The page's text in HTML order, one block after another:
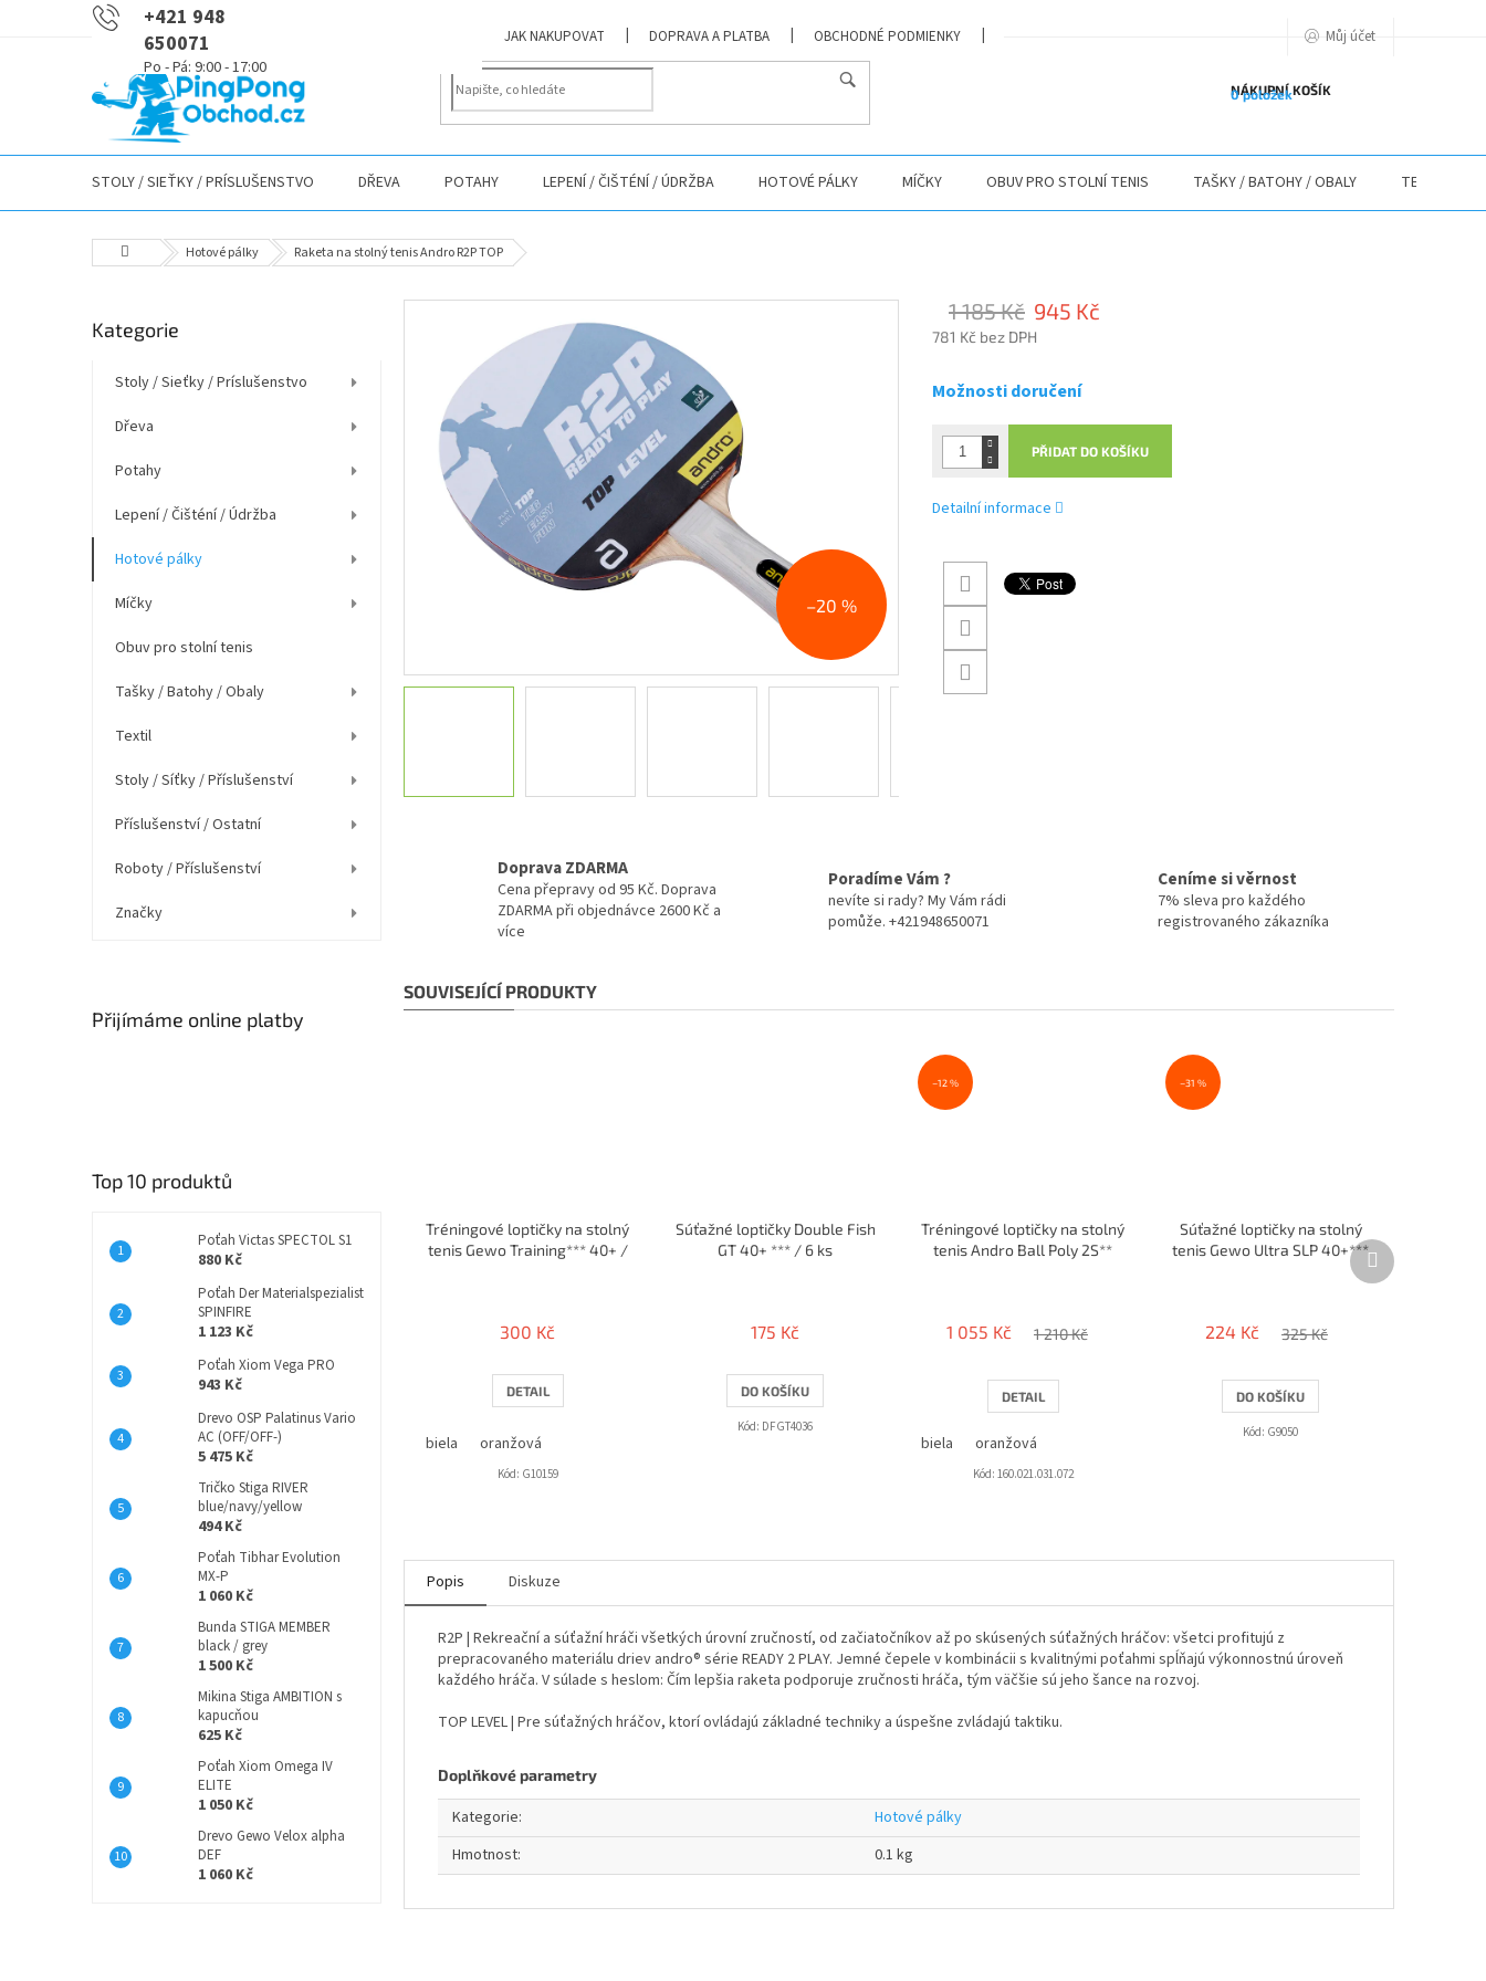
+421 948
650071
JAK NAKUPOVAT DOPRAVA A PLATBA OBCHODNÉ PODMIENKY O NÁS
Můj účet
NÁKUPNÍ KOŠÍK
0 položek
STOLY / SIEŤKY / PRÍSLUŠENSTVO DŘEVA POTAHY LEPENÍ / ČIŠTÉNÍ / ÚDRŽBA HOTOVÉ PÁLKY MÍČKY OBUV PRO STOLNÍ TENIS TAŠKY / BATOHY / OBALY TEXTIL
Domů Hotové pálky Raketa na stolný tenis Andro R2P TOP
o
n
Přeskočit
Kategorie
Stoly / Sieťky / Príslušenstvo
Dřeva
Potahy
Lepení / Čišténí / Údržba
Hotové pálky
Míčky
Obuv pro stolní tenis
Tašky / Batohy / Obaly
Textil
Stoly / Síťky / Příslušenství
Příslušenství / Ostatní
Roboty / Příslušenství
Značky
Přijímáme online platby
Top 10 produktů
Poťah Victas SPECTOL S1
880 Kč
Poťah Der Materialspezialist
SPINFIRE
1 123 Kč
Poťah Xiom Vega PRO
943 Kč
Drevo OSP Palatinus Vario
AC (OFF/OFF-)
5 475 Kč
Tričko Stiga RIVER
blue/navy/yellow
494 Kč
Poťah Tibhar Evolution
MX-P
1 060 Kč
Bunda STIGA MEMBER
black / grey
1 500 Kč
Mikina Stiga AMBITION s
kapucňou
625 Kč
Poťah Xiom Omega IV
ELITE
1 050 Kč
Drevo Gewo Velox alpha
DEF
1 060 Kč
–20 %
1 185 Kč 945 Kč
781 Kč bez DPH
cena:
Možnosti doručení
PŘIDAT DO KOŠÍKU
Detailní informace
Doprava ZDARMA
Cena přepravy od 95 Kč. Doprava
ZDARMA při objednávce 2600 Kč a
více
Poradíme Vám ?
nevíte si rady? My Vám rádi
pomůže. +421948650071
Ceníme si věrnost
7% sleva pro každého
registrovaného zákazníka
SOUVISEJÍCÍ PRODUKTY
Tréningové loptičky na stolný
tenis Gewo Training*** 40+ /
300 Kč
DETAIL
biela oranžová
Kód: G10159
Súťažné loptičky Double Fish
GT 40+ *** / 6 ks
175 Kč
DO KOŠÍKU
Kód: DFGT4036
–12 %
Tréningové loptičky na stolný
tenis Andro Ball Poly 2S**
1 055 Kč 1 210 Kč
DETAIL
biela oranžová
Kód: 160.021.031.072
–31 %
Súťažné loptičky na stolný
tenis Gewo Ultra SLP 40+***
224 Kč 325 Kč
DO KOŠÍKU
Kód: G9050
Další
produkt
Popis Diskuze
R2P | Rekreační a súťažní hráči všetkých úrovní zručností, od začiatočníkov až po skúsených súťažných hráčov: všetci profitujú z
prepracovaného materiálu driev andro® série READY 2 PLAY. Jemné čepele v kombinácii s kvalitnými poťahmi spĺňajú výkonnostnú úroveň
každého hráča. V súlade s heslom: Čím lepšia raketa podporuje zručnosti hráča, tým väčšie sú jeho šance na rozvoj.
TOP LEVEL | Pre súťažných hráčov, ktorí ovládajú základné techniky a úspešne zvládajú taktiku.
Doplňkové parametry
Kategorie:
Hotové pálky
Hmotnost: 0.1 kg